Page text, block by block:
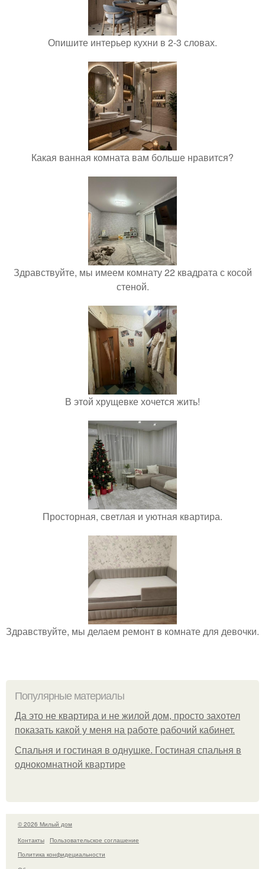
Опишите интерьер кухни в 2-3 словах.
Какая ванная комната вам больше нравится?
Здравствуйте, мы имеем комнату 22 квадрата с косой
стеной.
В этой хрущевке хочется жить!
Просторная, светлая и уютная квартира.
Здравствуйте, мы делаем ремонт в комнате для девочки.
Популярные материалы
Да это не квартира и не жилой дом, просто захотел
показать какой у меня на работе рабочий кабинет.
Спальня и гостиная в однушке. Гостиная спальня в
однокомнатной квартире
© 2026 Милый дом
Контакты
Пользовательское соглашение
Политика конфидециальности